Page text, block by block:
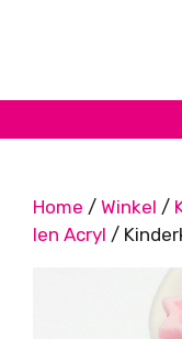
Home / Winkel /
len Acryl /